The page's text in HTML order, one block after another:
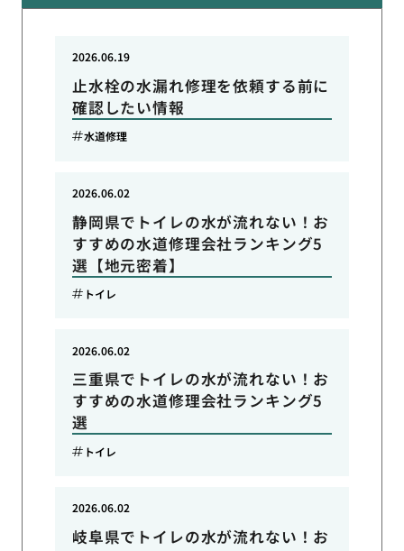
止水栓の水漏れ修理を依頼する前に
確認したい情報
2026.06.19
水道修理
静岡県でトイレの水が流れない！お
すすめの水道修理会社ランキング5
選【地元密着】
2026.06.02
トイレ
三重県でトイレの水が流れない！お
すすめの水道修理会社ランキング5
選
2026.06.02
トイレ
岐阜県でトイレの水が流れない！お
2026.06.02